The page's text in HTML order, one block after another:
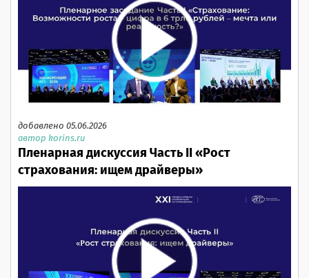
добавлено 05.06.2026
автор korins.ru
Пленарная дискуссия Часть II «Рост
страхования: ищем драйверы»